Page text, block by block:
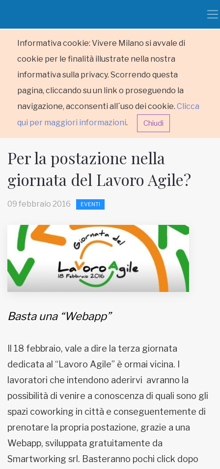
Informativa cookie: Vivere Milano si avvale di
cookie per le finalità illustrate nella nostra
informativa sulla privacy. Scorrendo questa
pagina, cliccando su un link o proseguendo la
navigazione, acconsenti all´uso dei cookie. Clicca
qui per maggiori informazioni. Chiudi
HOME
MUNICIPI
Inviateci le vostre segnalazioni
Bernardis
EDB edizioni - Via Brivio angolo C.
Per la postazione nella
giornata del Lavoro Agile?
09 febbraio 2016 EVENTI
Basta una “Webapp”
Il 18 febbraio, vale a dire la terza giornata
dedicata al “Lavoro Agile” è ormai vicina. I
lavoratori che intendono aderirvi avranno la
possibilità di venire a conoscenza di quali sono gli
spazi coworking in città e conseguentemente di
prenotare la propria postazione, grazie a una
Webapp, sviluppata gratuitamente da
Smartworking srl. Basteranno pochi click dopo